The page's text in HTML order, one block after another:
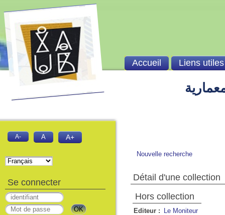
Nouvelle recherche
Détail d'une collection
Hors collection
Editeur :
Le Moniteur
Accueil Liens utiles
A- A A+
Se connecter